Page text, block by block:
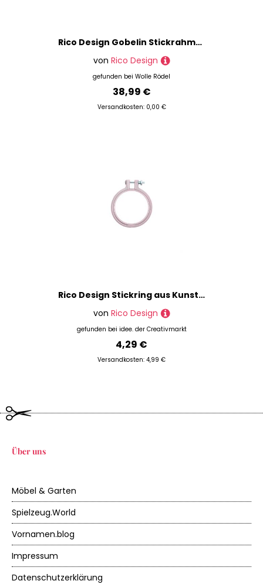
Rico Design Gobelin Stickrahmen 40x60cm
von Rico Design
gefunden bei Wolle Rödel
38,99 €
Versandkosten: 0,00 €
Rico Design Stickring aus Kunststoff lavendel 7,6cm
von Rico Design
gefunden bei idee. der Creativmarkt
4,29 €
Versandkosten: 4,99 €
Über uns
Möbel & Garten
Spielzeug.World
Vornamen.blog
Impressum
Datenschutzerklärung